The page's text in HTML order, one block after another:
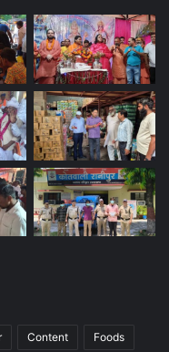
Content Foods